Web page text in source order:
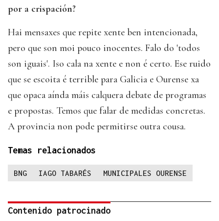
por a crispación?
Hai mensaxes que repite xente ben intencionada,
pero que son moi pouco inocentes. Falo do 'todos
son iguais'. Iso cala na xente e non é certo. Ese ruido
que se escoita é terrible para Galicia e Ourense xa
que opaca aínda máis calquera debate de programas
e propostas. Temos que falar de medidas concretas.
A provincia non pode permitirse outra cousa.
Temas relacionados
BNG IAGO TABARÉS MUNICIPALES OURENSE
Contenido patrocinado